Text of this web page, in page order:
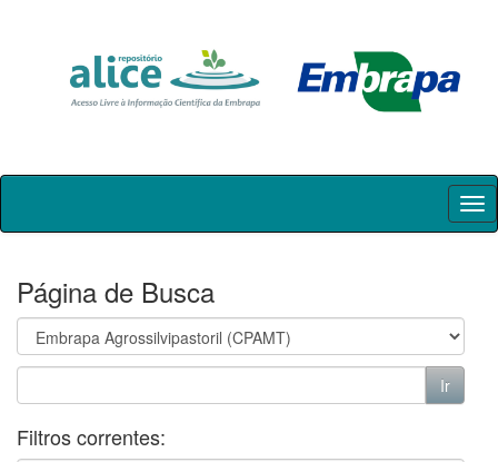
Skip
Página de Busca
Filtros correntes: